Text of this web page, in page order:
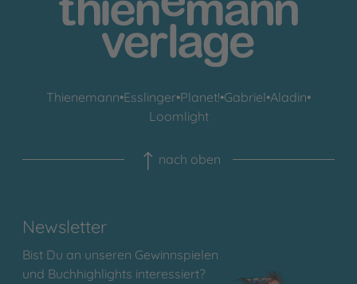
Thienemann•Esslinger•Planet!•Gabriel•Aladin•
Loomlight
nach oben
Newsletter
Bist Du an unseren Gewinnspielen
und Buchhighlights interessiert?